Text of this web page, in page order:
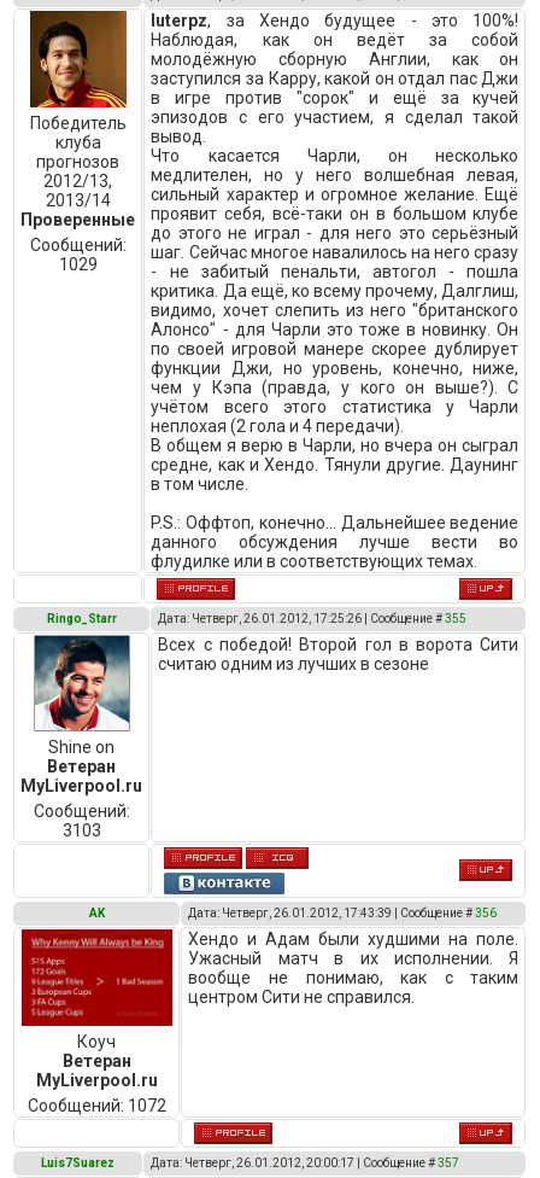
Победитель
клуба
прогнозов
2012/13,
2013/14
Проверенные
Сообщений:
1029
luterpz, за Хендо будущее - это 100%!
Наблюдая, как он ведёт за собой
молодёжную сборную Англии, как он
заступился за Карру, какой он отдал пас Джи
в игре против "сорок" и ещё за кучей
эпизодов с его участием, я сделал такой
вывод.
Что касается Чарли, он несколько
медлителен, но у него волшебная левая,
сильный характер и огромное желание. Ещё
проявит себя, всё-таки он в большом клубе
до этого не играл - для него это серьёзный
шаг. Сейчас многое навалилось на него сразу
- не забитый пенальти, автогол - пошла
критика. Да ещё, ко всему прочему, Далглиш,
видимо, хочет слепить из него "британского
Алонсо" - для Чарли это тоже в новинку. Он
по своей игровой манере скорее дублирует
функции Джи, но уровень, конечно, ниже,
чем у Кэпа (правда, у кого он выше?). С
учётом всего этого статистика у Чарли
неплохая (2 гола и 4 передачи).
В общем я верю в Чарли, но вчера он сыграл
средне, как и Хендо. Тянули другие. Даунинг
в том числе.
P.S.: Оффтоп, конечно... Дальнейшее ведение
данного обсуждения лучше вести во
флудилке или в соответствующих темах.
Ringo_Starr Дата: Четверг, 26.01.2012, 17:25:26 | Сообщение #355
Shine on
Ветеран
MyLiverpool.ru
Сообщений:
3103
Всех с победой! Второй гол в ворота Сити
считаю одним из лучших в сезоне
AK Дата: Четверг, 26.01.2012, 17:43:39 | Сообщение #356
Коуч
Ветеран
MyLiverpool.ru
Сообщений: 1072
Хендо и Адам были худшими на поле.
Ужасный матч в их исполнении. Я
вообще не понимаю, как с таким
центром Сити не справился.
Luis7Suarez Дата: Четверг, 26.01.2012, 20:00:17 | Сообщение #357